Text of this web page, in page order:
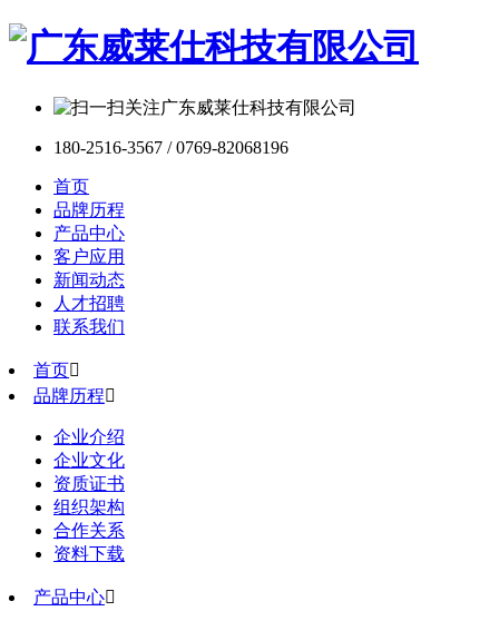
180-2516-3567 / 0769-82068196
首页
品牌历程
产品中心
客户应用
新闻动态
人才招聘
联系我们
首页
品牌历程
企业介绍
企业文化
资质证书
组织架构
合作关系
资料下载
产品中心